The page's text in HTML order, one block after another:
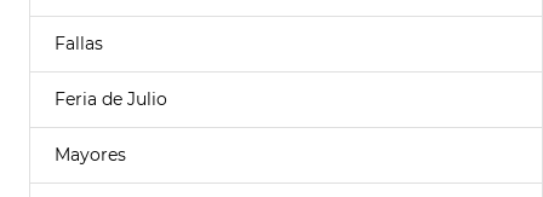
Fallas
Feria de Julio
Mayores